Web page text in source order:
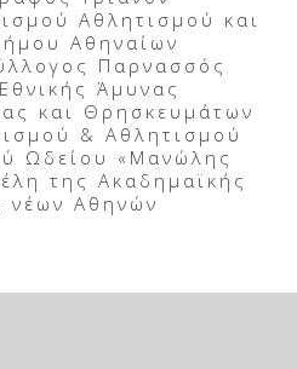
Αθλητισμού και
Αθηναίων
Παρνασσός
Άμυνας
και Θρησκευμάτων
& Αθλητισμού
Ωδείου «Μανώλης
της Ακαδημαϊκής
νέων Αθηνών